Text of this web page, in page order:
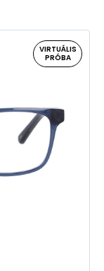
VIRTUÁLIS
PRÓBA